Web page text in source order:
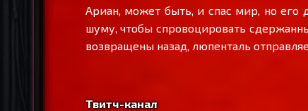
Ариан, может быть, и спас мир, но его
шуму, чтобы спровоцировать
возвращены назад, люпенталь
Твитч-канал